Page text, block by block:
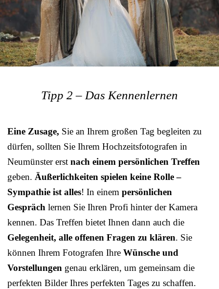
Tipp 2 – Das Kennenlernen
Eine Zusage, Sie an Ihrem großen Tag begleiten zu
dürfen, sollten Sie Ihrem Hochzeitsfotografen in
Neumünster erst nach einem persönlichen Treffen
geben. Äußerlichkeiten spielen keine Rolle –
Sympathie ist alles! In einem persönlichen
Gespräch lernen Sie Ihren Profi hinter der Kamera
kennen. Das Treffen bietet Ihnen dann auch die
Gelegenheit, alle offenen Fragen zu klären. Sie
können Ihrem Fotografen Ihre Wünsche und
Vorstellungen genau erklären, um gemeinsam die
perfekten Bilder Ihres perfekten Tages zu schaffen.